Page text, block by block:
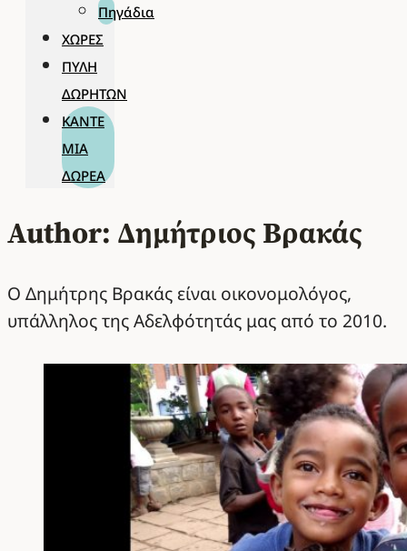
Πηγάδια
ΧΏΡΕΣ
ΠΎΛΗ
ΔΩΡΗΤΏΝ
ΚΆΝΤΕ
ΜΊΑ
ΔΩΡΕΆ
Author: Δημήτριος Βρακάς
Ο Δημήτρης Βρακάς είναι οικονομολόγος,
υπάλληλος της Αδελφότητάς μας από το 2010.